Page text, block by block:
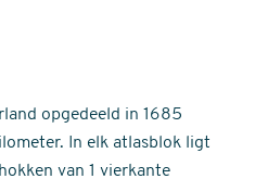
opgedeeld in 1685
In elk atlasblok ligt
van 1 vierkante